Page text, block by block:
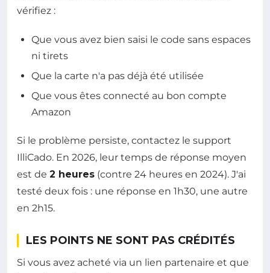
vérifiez :
Que vous avez bien saisi le code sans espaces
ni tirets
Que la carte n'a pas déjà été utilisée
Que vous êtes connecté au bon compte
Amazon
Si le problème persiste, contactez le support
IlliCado. En 2026, leur temps de réponse moyen
est de 2 heures (contre 24 heures en 2024). J'ai
testé deux fois : une réponse en 1h30, une autre
en 2h15.
LES POINTS NE SONT PAS CRÉDITÉS
Si vous avez acheté via un lien partenaire et que